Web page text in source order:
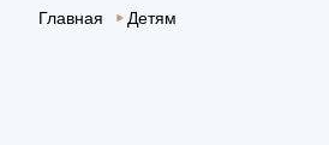
Главная Детям